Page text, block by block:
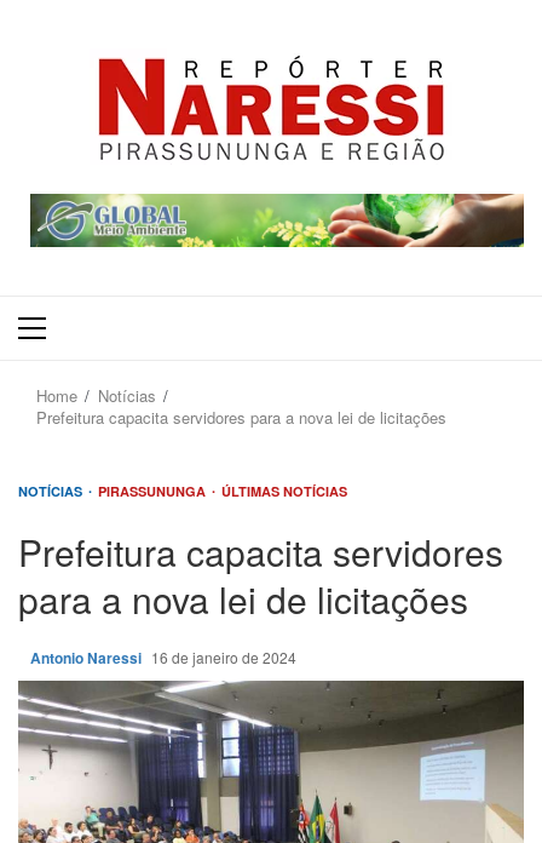
Primary
Home
Notícias
Prefeitura capacita servidores para a nova lei de licitações
NOTÍCIAS PIRASSUNUNGA ÚLTIMAS NOTÍCIAS
Prefeitura capacita servidores
para a nova lei de licitações
Antonio Naressi 16 de janeiro de 2024